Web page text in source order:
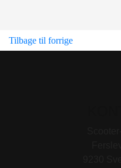
Tilbage til forrige